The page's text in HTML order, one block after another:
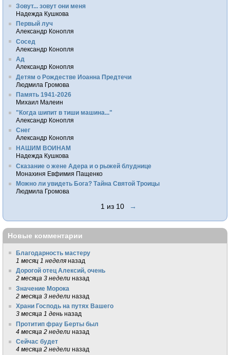
Зовут... зовут они меня
Надежда Кушкова
Первый луч
Александр Конопля
Сосед
Александр Конопля
Ад
Александр Конопля
Детям о Рождестве Иоанна Предтечи
Людмила Громова
Память 1941-2026
Михаил Малеин
"Когда шипит в тиши машина..."
Александр Конопля
Снег
Александр Конопля
НАШИМ ВОИНАМ
Надежда Кушкова
Сказание о жене Адера и о рыжей блуднице
Монахиня Евфимия Пащенко
Можно ли увидеть Бога? Тайна Святой Троицы
Людмила Громова
1 из 10 →
Новые комментарии
Благодарность мастеру
1 месяц 1 неделя назад
Дорогой отец Алексий, очень
2 месяца 3 недели назад
Значение Морока
2 месяца 3 недели назад
Храни Господь на путях Вашего
3 месяца 1 день назад
Протитип фрау Берты был
4 месяца 2 недели назад
Сейчас будет
4 месяца 2 недели назад